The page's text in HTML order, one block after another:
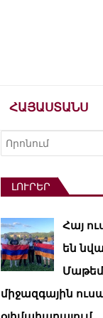
ՀԱՅԱՍՏԱՆՍ
Որոնել
ԼՈՒՐԵՐ
Հայ
են
միջազգային